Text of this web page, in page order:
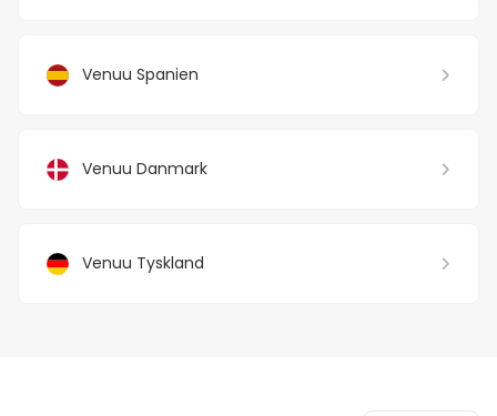
Venuu Spanien
Venuu Danmark
Venuu Tyskland